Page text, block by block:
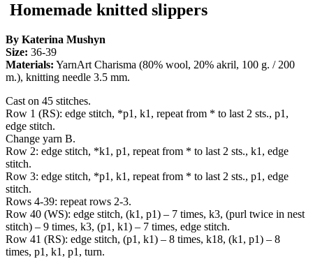
Homemade knitted slippers
By Katerina Mushyn
Size: 36-39
Materials: YarnArt Charisma (80% wool, 20% akril, 100 g. / 200
m.), knitting needle 3.5 mm.
Cast on 45 stitches.
Row 1 (RS): edge stitch, *p1, k1, repeat from * to last 2 sts., p1,
edge stitch.
Change yarn B.
Row 2: edge stitch, *k1, p1, repeat from * to last 2 sts., k1, edge
stitch.
Row 3: edge stitch, *p1, k1, repeat from * to last 2 sts., p1, edge
stitch.
Rows 4-39: repeat rows 2-3.
Row 40 (WS): edge stitch, (k1, p1) – 7 times, k3, (purl twice in nest
stitch) – 9 times, k3, (p1, k1) – 7 times, edge stitch.
Row 41 (RS): edge stitch, (p1, k1) – 8 times, k18, (k1, p1) – 8
times, p1, k1, p1, turn.